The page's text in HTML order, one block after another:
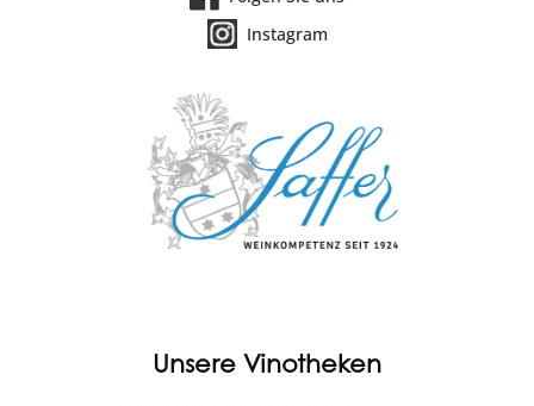
Instagram
Unsere Vinotheken